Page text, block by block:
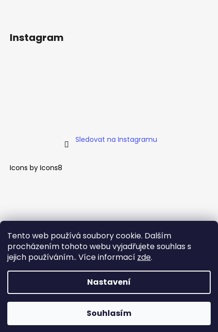
Tento web používá soubory cookie. Dalším
procházením tohoto webu vyjadřujete souhlas s
jejich používáním.. Více informací zde.
Nastavení
Souhlasím
Instagram
Sledovat na Instagramu
Icons by Icons8
Zlaté Tlapky. Všechna práva vyhrazena.